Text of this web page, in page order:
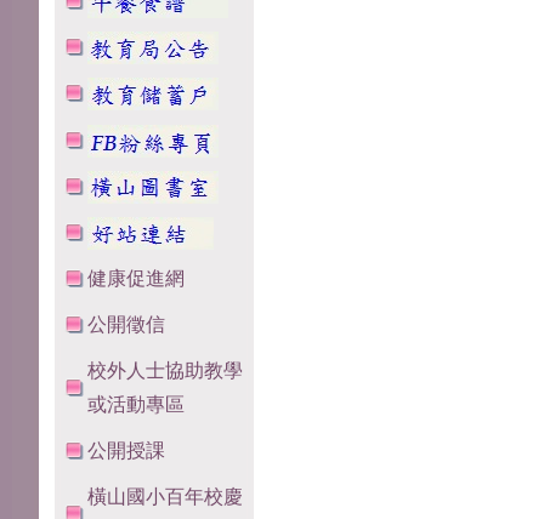
健康促進網
公開徵信
校外人士協助教學
或活動專區
公開授課
橫山國小百年校慶